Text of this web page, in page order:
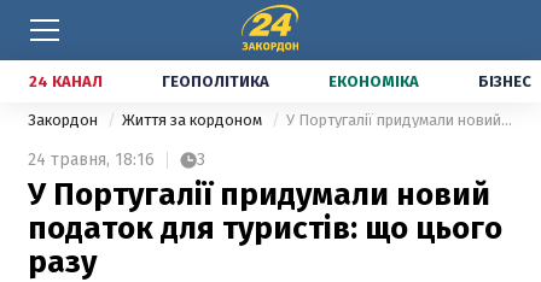
24 КАНАЛ ГЕОПОЛІТИКА ЕКОНОМІКА БІЗНЕС
Закордон Життя за кордоном У Португалії придумали новий податок для туристів: що цього разу
24 травня, 18:16 3
У Португалії придумали новий
податок для туристів: що цього
разу